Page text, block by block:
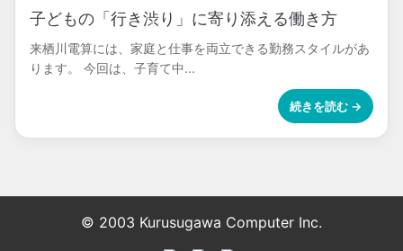
子どもの「行き渋り」に寄り添える働き方
来栖川電算には、家庭と仕事を両立できる勤務スタイルがあ
ります。 今回は、子育て中...
続きを読む →
© 2003 Kurusugawa Computer Inc.